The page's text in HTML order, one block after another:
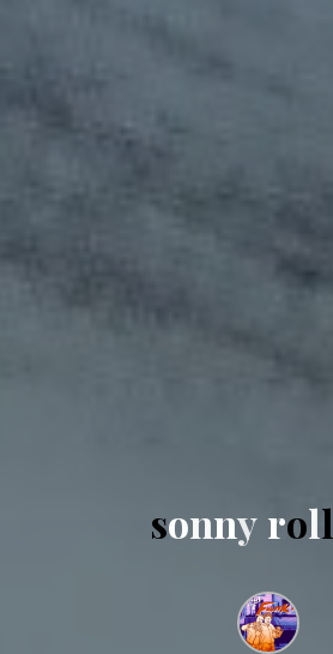
sonny roll